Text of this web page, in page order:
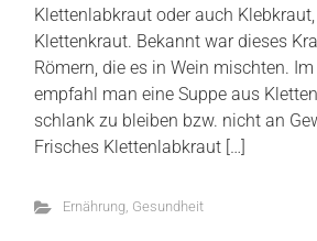
Klettenlabkraut oder auch
Klettenkraut. Bekannt war dieses
Römern, die es in Wein mischten.
empfahl man eine Suppe aus
schlank zu bleiben bzw. nicht an
Frisches Klettenlabkraut […]
Ernährung, Gesundheit